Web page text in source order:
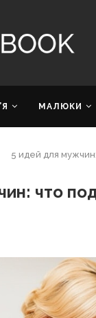
МАЛЮКИ
5 идей для
что